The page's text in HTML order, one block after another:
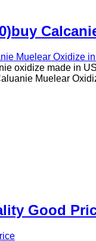
oxidize made in
Muelear
Good